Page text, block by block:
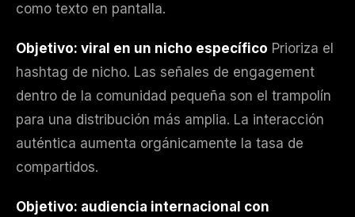
como texto en pantalla.
Objetivo: viral en un nicho específico Prioriza el
hashtag de nicho. Las señales de engagement
dentro de la comunidad pequeña son el trampolín
para una distribución más amplia. La interacción
auténtica aumenta orgánicamente la tasa de
compartidos.
Objetivo: audiencia internacional con